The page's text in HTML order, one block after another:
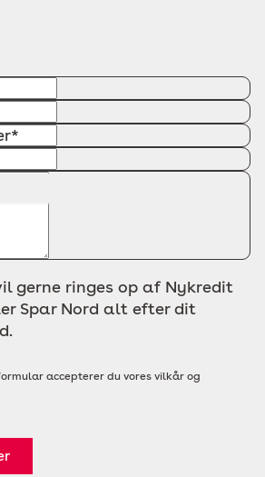
gerne ringes op af Nykredit
Spar Nord alt efter dit
accepterer du vores vilkår og